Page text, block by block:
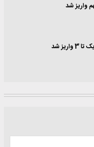
واریز شد
شد